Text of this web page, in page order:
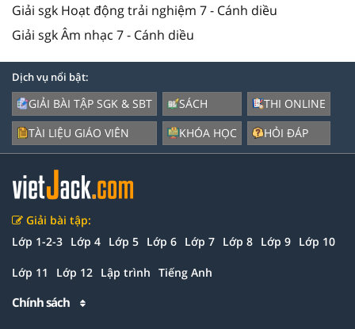
Giải sgk Hoạt động trải nghiệm 7 - Cánh diều
Giải sgk Âm nhạc 7 - Cánh diều
Dịch vụ nổi bật:
GIẢI BÀI TẬP SGK & SBT
TÀI LIỆU GIÁO VIÊN
SÁCH
KHÓA HỌC
THI ONLINE
HỎI ĐÁP
Giải bài tập:
Lớp 1-2-3 Lớp 4 Lớp 5 Lớp 6 Lớp 7 Lớp 8 Lớp 9 Lớp 10
Lớp 11 Lớp 12 Lập trình Tiếng Anh
Chính sách